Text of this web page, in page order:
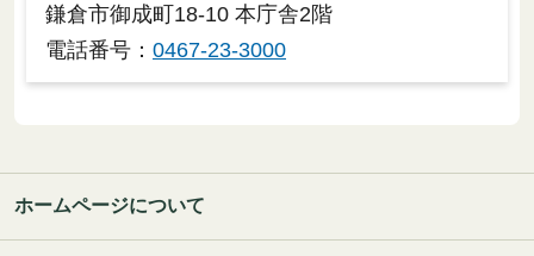
鎌倉市御成町18-10 本庁舎2階
電話番号： 0467-23-3000
ホームページについて